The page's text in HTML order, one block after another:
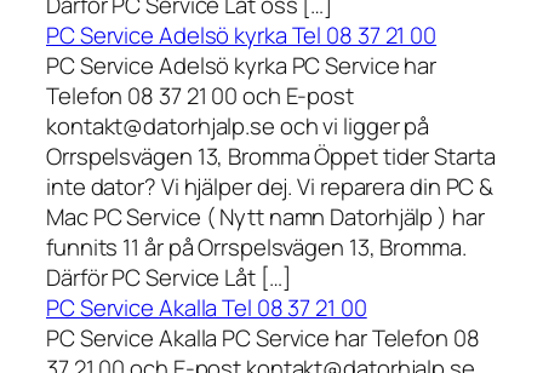
PC Service Adelsö kyrka Tel 08 37 21 00
PC Service Adelsö kyrka PC Service har
Telefon 08 37 21 00 och E-post
kontakt@datorhjalp.se och vi ligger på
Orrspelsvägen 13, Bromma Öppet tider Starta
inte dator? Vi hjälper dej. Vi reparera din PC &
Mac PC Service ( Nytt namn Datorhjälp ) har
funnits 11 år på Orrspelsvägen 13, Bromma.
Därför PC Service Låt […]
PC Service Akalla Tel 08 37 21 00
PC Service Akalla PC Service har Telefon 08